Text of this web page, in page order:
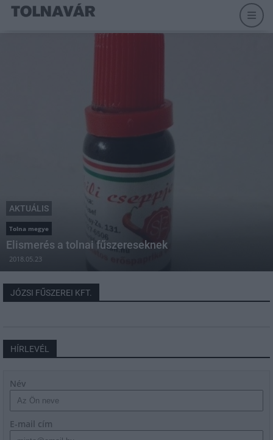
AKTUÁLIS
Tolna megye
Elismerés a tolnai fűszereseknek
2018.05.23
JÓZSI FŰSZEREI KFT.
HÍRLEVÉL
Név
E-mail cím